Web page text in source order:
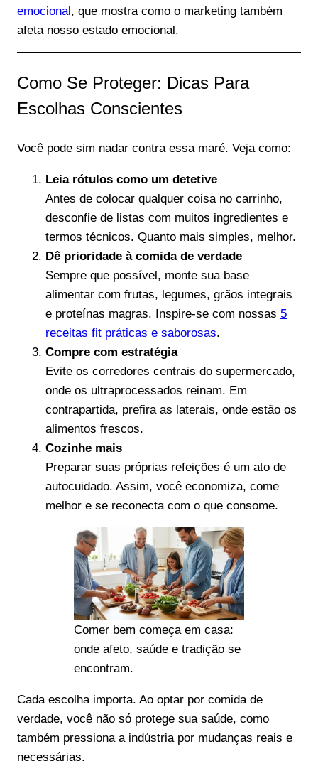
emocional, que mostra como o marketing também
afeta nosso estado emocional.
Como Se Proteger: Dicas Para
Escolhas Conscientes
Você pode sim nadar contra essa maré. Veja como:
Leia rótulos como um detetive
Antes de colocar qualquer coisa no carrinho,
desconfie de listas com muitos ingredientes e
termos técnicos. Quanto mais simples, melhor.
Dê prioridade à comida de verdade
Sempre que possível, monte sua base
alimentar com frutas, legumes, grãos integrais
e proteínas magras. Inspire-se com nossas 5
receitas fit práticas e saborosas.
Compre com estratégia
Evite os corredores centrais do supermercado,
onde os ultraprocessados reinam. Em
contrapartida, prefira as laterais, onde estão os
alimentos frescos.
Cozinhe mais
Preparar suas próprias refeições é um ato de
autocuidado. Assim, você economiza, come
melhor e se reconecta com o que consome.
Comer bem começa em casa:
onde afeto, saúde e tradição se
encontram.
Cada escolha importa. Ao optar por comida de
verdade, você não só protege sua saúde, como
também pressiona a indústria por mudanças reais e
necessárias.